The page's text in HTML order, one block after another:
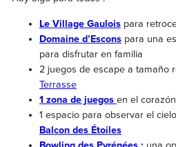
Le Village Gauloispara
Domaine d’Esconspara una
para disfrutar en familia
2 juegos de escape a tamaño
Terrasse
1 zona de juegos en el
1 espacio para observar el
Balcon des Étoiles